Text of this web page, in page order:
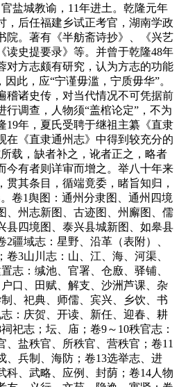
盐城教谕，11年进土。乾隆元年
，后任福建乡试正考官，湖南学政
院。著有《半舫斋诗抄》、《兴艺
读史提要录》等。并曾于乾隆48年
对方志颇有研究，认为方志的功能
此，应“宁谨毋滥，宁质毋华”。
稽诸史传，对当代情况不可凭据前
行调查，人物须“盖棺论定”，不为
19年，夏氏受聘于继祖主纂《直隶
在《直隶通州志》中得到较充分的
载，缺者补之，讹者正之，略者
今有者则详审而增之。举八十年来
贯其条目，循端竟委，睹旨知归，
卷1舆图：通州分隶图、通州四境
、州志新图、古迹图、州廨图、儒
县四境图、泰兴县城新图、如皋县
2疆域志：星野、沿革（表附）、
3山川志：山、江、海、河渠、
志：缄池、官署、仓廒、驿铺、
口、田赋、解支、沙洲芦课、杂
、祀典、师儒、宾兴、乡饮、书
：庆贺、开读、新任、迎春、耕
祀志；坛、庙；卷9～10秩官志：
、盐秩官、所秩官、营秩官；卷11
、兵制、海防；卷13选举志、进
科、武略、应例、封荫；卷14人物